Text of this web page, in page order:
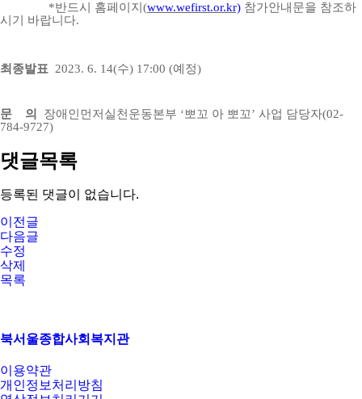
*반드시 홈페이지 (www.wefirst.or.kr) 참가안내문을 참조하
시기 바랍니다.
최종발표 2023. 6. 14(수) 17:00 (예정)
문 의 장애인먼저실천운동본부 ‘뽀꼬 아 뽀꼬’ 사업 담당자(02-
784-9727)
댓글목록
등록된 댓글이 없습니다.
이전글
다음글
수정
삭제
목록
북서울종합사회복지관
이용약관
개인정보처리방침